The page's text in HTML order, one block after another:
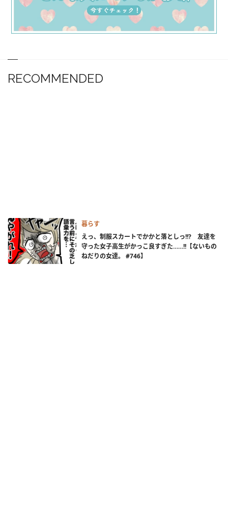
RECOMMENDED
暮らす
えっ、制服スカートでかかと落としっ!!? 友達を
守った女子高生がかっこ良すぎた……!!【ないもの
ねだりの女達。 #746】